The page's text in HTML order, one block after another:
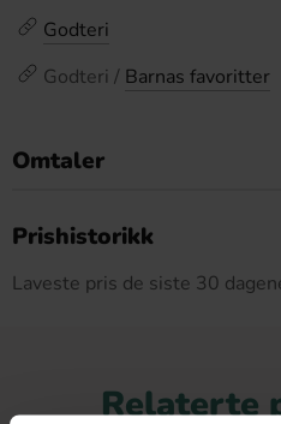
Godteri
Godteri / Barnas favoritter
Omtaler
Prishistorikk
Laveste pris de siste 30
Relaterte